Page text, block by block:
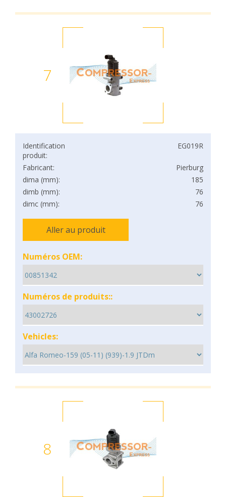
7
Identification
produit:
EG019R
Fabricant:
Pierburg
dima (mm):
185
dimb (mm):
76
dimc (mm):
76
Aller au produit
Numéros OEM:
Numéros de produits::
Vehicles:
8